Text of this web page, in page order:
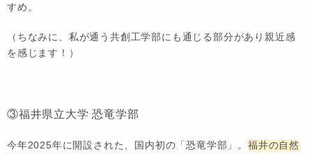
すめ。
（ちなみに、私が通う共創工学部にも通じる部分があり親近感
を感じます！）
③福井県立大学 恐竜学部
今年2025年に開設された、国内初の「恐竜学部」。福井の自然